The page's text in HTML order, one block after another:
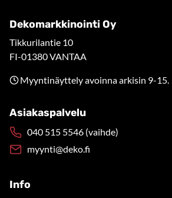
Dekomarkkinointi Oy
Tikkurilantie 10
FI-01380 VANTAA
Myyntinäyttely avoinna arkisin 9-15.
Asiakaspalvelu
040 515 5546 (vaihde)
myynti@deko.fi
Info